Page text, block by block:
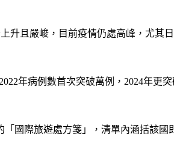
升且嚴峻，目前疫情仍處高峰，尤其
年病例數首次突破萬例，2024年更
國際旅遊處方箋」，清單內涵括該